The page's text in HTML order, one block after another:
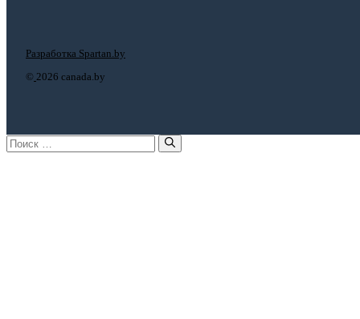
© 2026 canada.by
Разработка Spartan.by
Поиск: